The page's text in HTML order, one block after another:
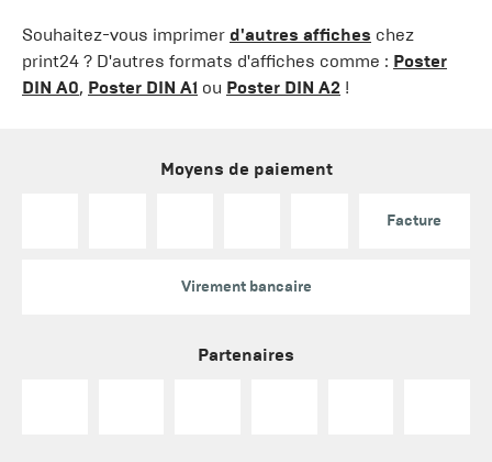
Souhaitez-vous imprimer d'autres affiches chez
print24 ? D'autres formats d'affiches comme : Poster
DIN A0, Poster DIN A1 ou Poster DIN A2 !
Moyens de paiement
Facture
Virement bancaire
Partenaires